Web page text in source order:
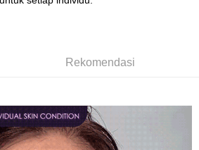
ansuran, dan menetapkan tarikh
tempoh ansuran yang tersedia, dan yuran
kepada maklumat yang dinyatakan
transaksi seterusnya.
AFTEE Beli Sekarang Bayar Kemudian
apabila pesanan disahkan. Produk akan
apabila anda menerima produk. Sila buat
serbaneka utama, ATM atau perbankan
pembayaran atau pemberitahuan tolak aplikasi
percuma untuk pesanan
Rekomendasi